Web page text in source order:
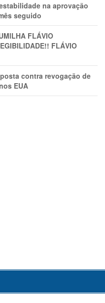
na aprovação
seguido
FLÁVIO
FLÁVIO
contra revogação de
EUA